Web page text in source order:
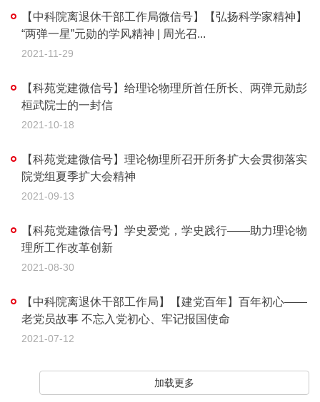
【中科院离退休干部工作局微信号】【弘扬科学家精神】
“两弹一星”元勋的学风精神 | 周光召...
2021-11-29
【科苑党建微信号】给理论物理所首任所长、两弹元勋彭
桓武院士的一封信
2021-10-18
【科苑党建微信号】理论物理所召开所务扩大会贯彻落实
院党组夏季扩大会精神
2021-09-13
【科苑党建微信号】学史爱党，学史践行——助力理论物
理所工作改革创新
2021-08-30
【中科院离退休干部工作局】【建党百年】百年初心——
老党员故事 不忘入党初心、牢记报国使命
2021-07-12
加载更多